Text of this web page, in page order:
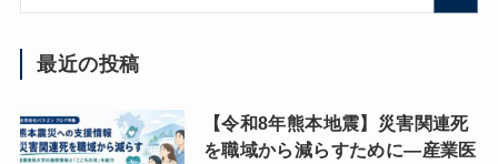
最近の投稿
【令和8年熊本地震】災害関連死
を職域から減らすために―産業医